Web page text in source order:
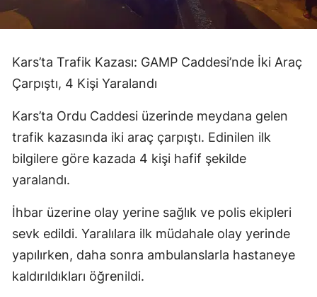
Kars’ta Trafik Kazası: GAMP Caddesi’nde İki Araç
Çarpıştı, 4 Kişi Yaralandı
Kars’ta Ordu Caddesi üzerinde meydana gelen
trafik kazasında iki araç çarpıştı. Edinilen ilk
bilgilere göre kazada 4 kişi hafif şekilde
yaralandı.
İhbar üzerine olay yerine sağlık ve polis ekipleri
sevk edildi. Yaralılara ilk müdahale olay yerinde
yapılırken, daha sonra ambulanslarla hastaneye
kaldırıldıkları öğrenildi.